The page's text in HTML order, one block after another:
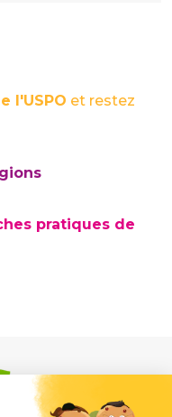
l'USPO et restez
pratiques de